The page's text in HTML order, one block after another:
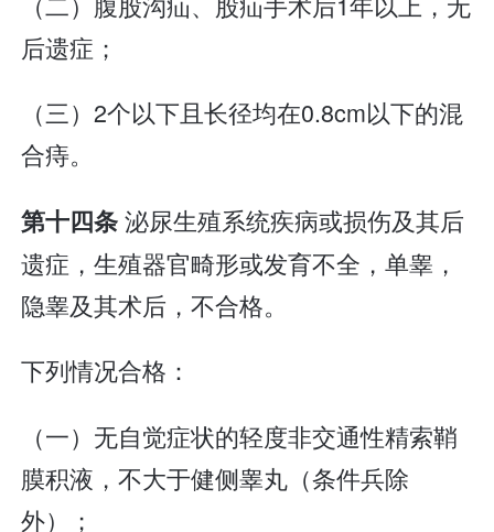
后遗症；
（三）2个以下且长径均在0.8cm以下的混
合痔。
第十四条泌尿生殖系统疾病或损伤及其后
遗症，生殖器官畸形或发育不全，单睾，
隐睾及其术后，不合格。
下列情况合格：
（一）无自觉症状的轻度非交通性精索鞘
膜积液，不大于健侧睾丸（条件兵除
外）；